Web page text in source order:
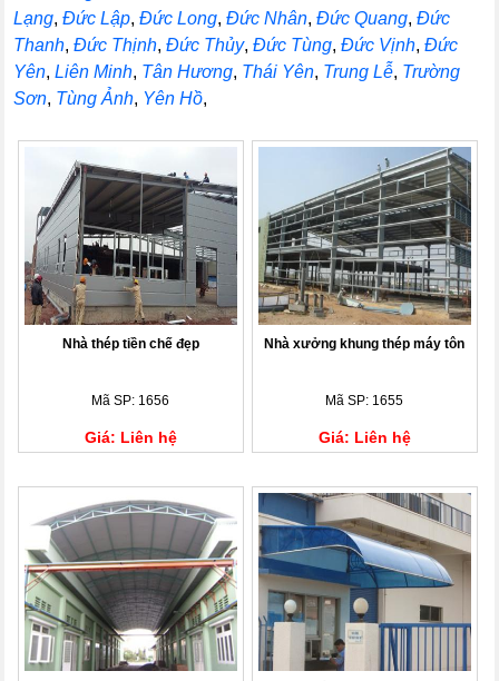
Lạng,Đức Lập,Đức Long,Đức Nhân,Đức Quang,Đức
Thanh,Đức Thịnh,Đức Thủy,Đức Tùng,Đức Vịnh,Đức
Yên,Liên Minh, Tân Hương, Thái Yên, Trung Lễ, Trường
Sơn, Tùng Ảnh, Yên Hồ,
Nhà thép tiền chế đẹp
Mã SP: 1656
Giá: Liên hệ
Nhà xưởng khung thép máy tôn
Mã SP: 1655
Giá: Liên hệ